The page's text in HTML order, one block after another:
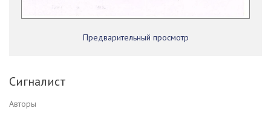
Предварительный просмотр
Сигналист
Авторы